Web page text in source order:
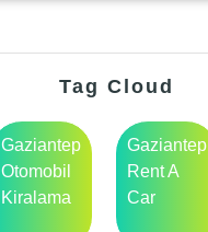
Tag Cloud
Gaziantep
Otomobil
Kiralama
Gaziantep
Rent A
Car